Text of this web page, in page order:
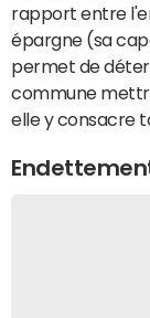
rapport entre
épargne (sa
permet de
commune
elle y consacre